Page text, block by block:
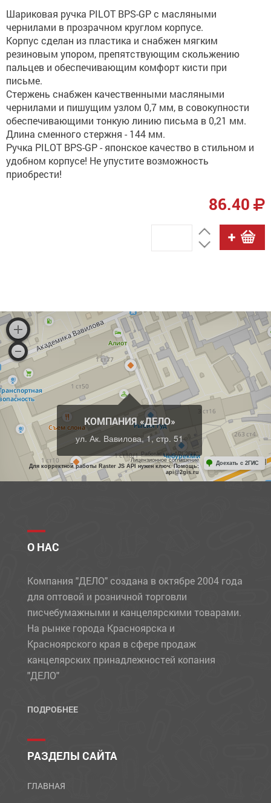
Шариковая ручка PILOT BPS-GP с масляными
чернилами в прозрачном круглом корпусе.
Корпус сделан из пластика и снабжен мягким
резиновым упором, препятствующим скольжению
пальцев и обеспечивающим комфорт кисти при
письме.
Стержень снабжен качественными масляными
чернилами и пишущим узлом 0,7 мм, в совокупности
обеспечивающими тонкую линию письма в 0,21 мм.
Длина сменного стержня - 144 мм.
Ручка PILOT BPS-GP - японское качество в стильном и
удобном корпусе! Не упустите возможность
приобрести!
86.40
КОМПАНИЯ «ДЕЛО»
ул. Ак. Вавилова, 1, стр. 51
Работает на API 2ГИС
Лицензионное соглашение
Для корректной работы Raster JS API нужен ключ. Помощь:
api@2gis.ru
Доехать с 2ГИС
О НАС
Компания "ДЕЛО" создана в октябре 2004 года
для оптовой и розничной торговли
писчебумажными и канцелярскими товарами.
На рынке города Красноярска и
Красноярского края в сфере продаж
канцелярских принадлежностей копания
"ДЕЛО"
ПОДРОБНЕЕ
РАЗДЕЛЫ САЙТА
ГЛАВНАЯ